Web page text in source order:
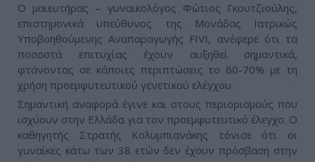
Ο μαιευτήρας – γυναικολόγος Φώτιος Γκουτζιούλης,
επιστημονικά υπεύθυνος της Μονάδας Ιατρικώς
Υποβοηθούμενης Αναπαραγωγής FIVI, ανέφερε ότι τα
ποσοστά επιτυχίας έχουν αυξηθεί σημαντικά,
φτάνοντας σε κάποιες περιπτώσεις το 60-70% με τη
χρήση προεμφυτευτικού γενετικού ελέγχου.
Σημαντική αναφορά έγινε και στους περιορισμούς που
ισχύουν στην Ελλάδα για τον προεμφυτευτικό έλεγχο. Ο
καθηγητής Στρατής Κολυμπιανάκης τόνισε ότι οι
γυναίκες κάτω των 38 ετών δεν έχουν πρόσβαση στην